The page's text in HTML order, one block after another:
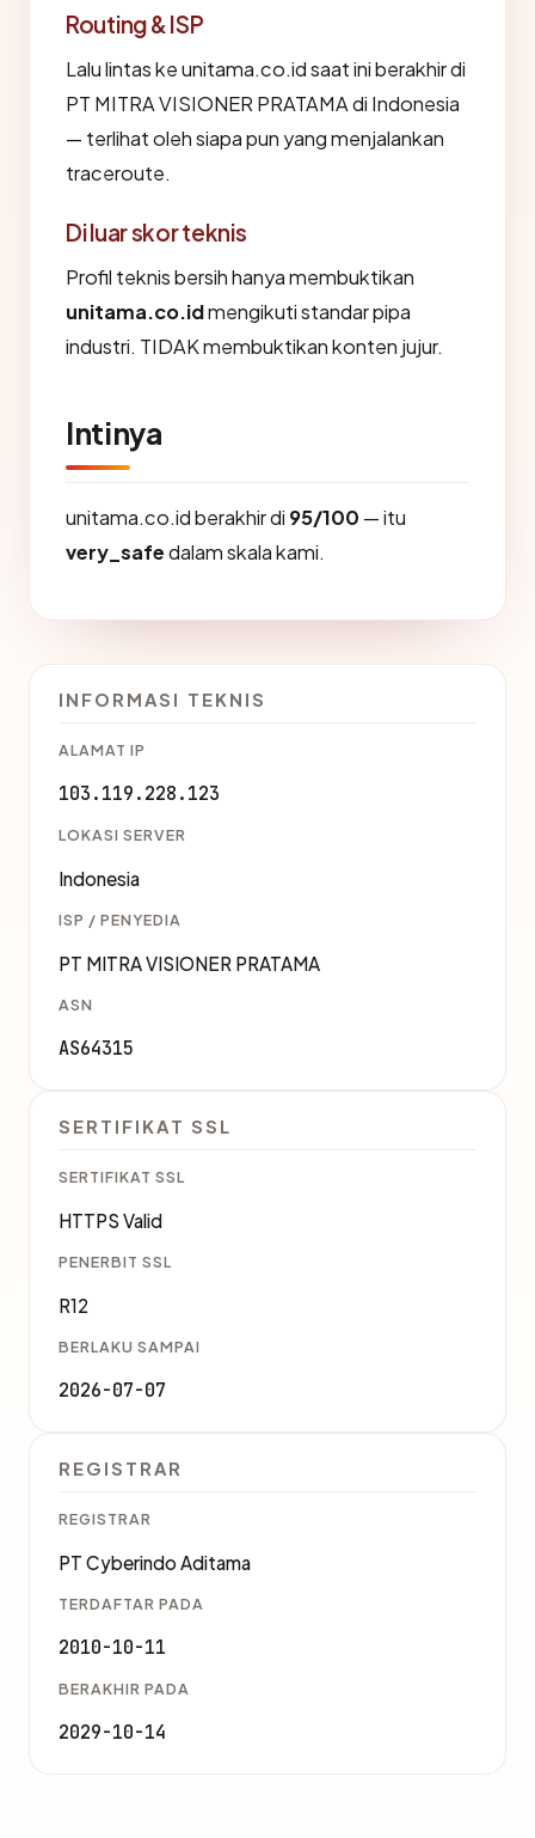
Routing & ISP
Lalu lintas ke unitama.co.id saat ini berakhir di
PT MITRA VISIONER PRATAMA di Indonesia
— terlihat oleh siapa pun yang menjalankan
traceroute.
Di luar skor teknis
Profil teknis bersih hanya membuktikan
unitama.co.idmengikuti standar pipa
industri. TIDAK membuktikan konten jujur.
Intinya
unitama.co.id berakhir di 95/100 — itu
very_safedalam skala kami.
INFORMASI TEKNIS
ALAMAT IP
103.119.228.123
LOKASI SERVER
Indonesia
ISP / PENYEDIA
PT MITRA VISIONER PRATAMA
ASN
AS64315
SERTIFIKAT SSL
SERTIFIKAT SSL
HTTPS Valid
PENERBIT SSL
R12
BERLAKU SAMPAI
2026-07-07
REGISTRAR
REGISTRAR
PT Cyberindo Aditama
TERDAFTAR PADA
2010-10-11
BERAKHIR PADA
2029-10-14